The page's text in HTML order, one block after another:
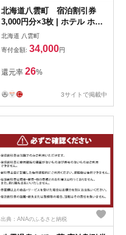
北海道八雲町 宿泊割引券
3,000円分×3枚 | ホテル ホテ
ルチケット 観光 宿泊
北海道 八雲町
寄付金額: 34,000円
還元率 26%
3サイトで掲載中
出典：ANAのふるさと納税